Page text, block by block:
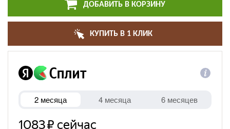
ДОБАВИТЬ В КОРЗИНУ
КУПИТЬ В 1 КЛИК